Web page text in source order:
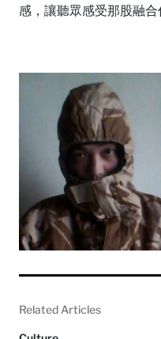
感，讓聽眾感受那股融合
Related Articles